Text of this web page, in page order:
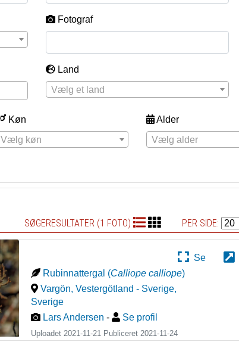
Fotograf
Land
Vælg et land
Køn
Vælg køn
Alder
Vælg alder
SØGERESULTATER (1 FOTO) PER SIDE:
Se
Rubinnattergal (Calliope calliope)
Vargön, Vestergötland - Sverige,
Sverige
Lars Andersen - Se profil
Uploadet 2021-11-21 Publiceret2021-11-24